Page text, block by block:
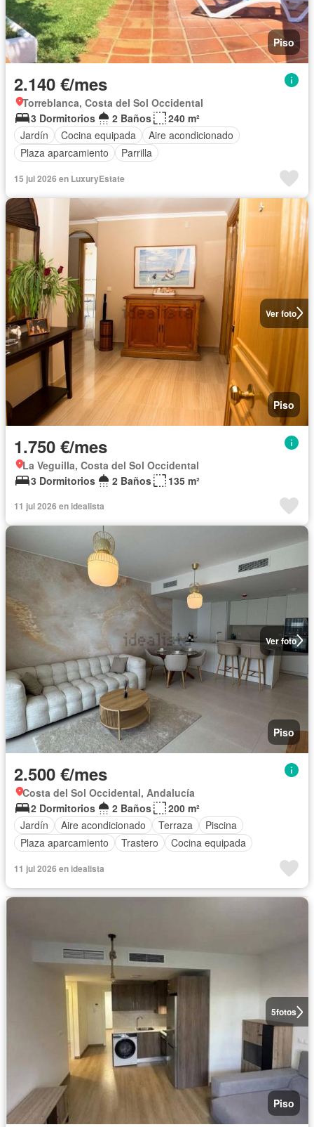
Piso
2.140 €/mes
Torreblanca, Costa del Sol Occidental
3 Dormitorios
2 Baños
240 m²
Jardín
Cocina equipada
Aire acondicionado
Plaza aparcamiento
Parrilla
15 jul 2026 en LuxuryEstate
Ver foto
Piso
1.750 €/mes
La Veguilla, Costa del Sol Occidental
3 Dormitorios
2 Baños 135 m²
11 jul 2026 en idealista
Ver foto
Piso
2.500 €/mes
Costa del Sol Occidental, Andalucía
2 Dormitorios
2 Baños
200 m²
Jardín
Aire acondicionado Terraza
Piscina
Plaza aparcamiento
Trastero Cocina equipada
11 jul 2026 en idealista
5fotos
Piso